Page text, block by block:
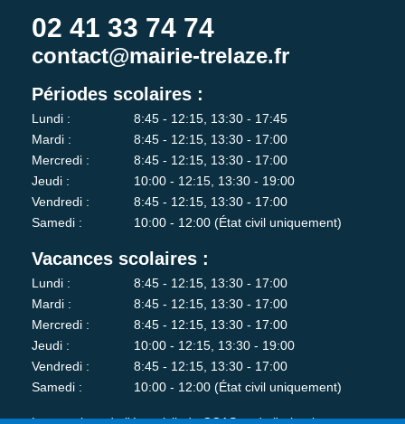
02 41 33 74 74
contact@mairie-trelaze.fr
Périodes scolaires :
Lundi :
8:45 - 12:15, 13:30 - 17:45
Mardi :
8:45 - 12:15, 13:30 - 17:00
Mercredi :
8:45 - 12:15, 13:30 - 17:00
Jeudi :
10:00 - 12:15, 13:30 - 19:00
Vendredi :
8:45 - 12:15, 13:30 - 17:00
Samedi :
10:00 - 12:00 (État civil uniquement)
Vacances scolaires :
Lundi :
8:45 - 12:15, 13:30 - 17:00
Mardi :
8:45 - 12:15, 13:30 - 17:00
Mercredi :
8:45 - 12:15, 13:30 - 17:00
Jeudi :
10:00 - 12:15, 13:30 - 19:00
Vendredi :
8:45 - 12:15, 13:30 - 17:00
Samedi :
10:00 - 12:00 (État civil uniquement)